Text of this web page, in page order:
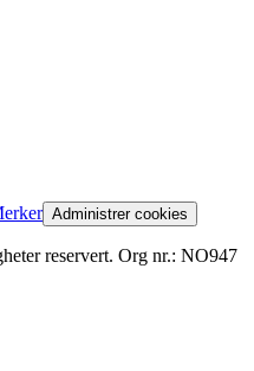
Administrer cookies
reservert. Org nr.: NO947